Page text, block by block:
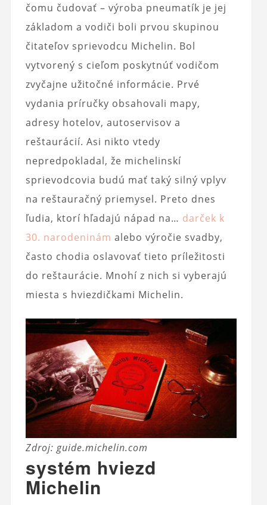
čomu čudovať – výroba pneumatík je jej
základom a vodiči boli prvou skupinou
čitateľov sprievodcu Michelin. Bol
vytvorený s cieľom poskytnúť vodičom
zvyčajne užitočné informácie. Prvé
vydania príručky obsahovali mapy,
adresy hotelov, autoservisov a
reštaurácií. Asi nikto vtedy
nepredpokladal, že michelinskí
sprievodcovia budú mať taký silný vplyv
na reštauračný priemysel. Preto dnes
ľudia, ktorí hľadajú nápad na… darček k
30. narodeninám alebo výročie svadby,
často chodia oslavovať tieto príležitosti
do reštaurácie. Mnohí z nich si vyberajú
miesta s hviezdičkami Michelin.
Zdroj: guide.michelin.com
systém hviezd
Michelin